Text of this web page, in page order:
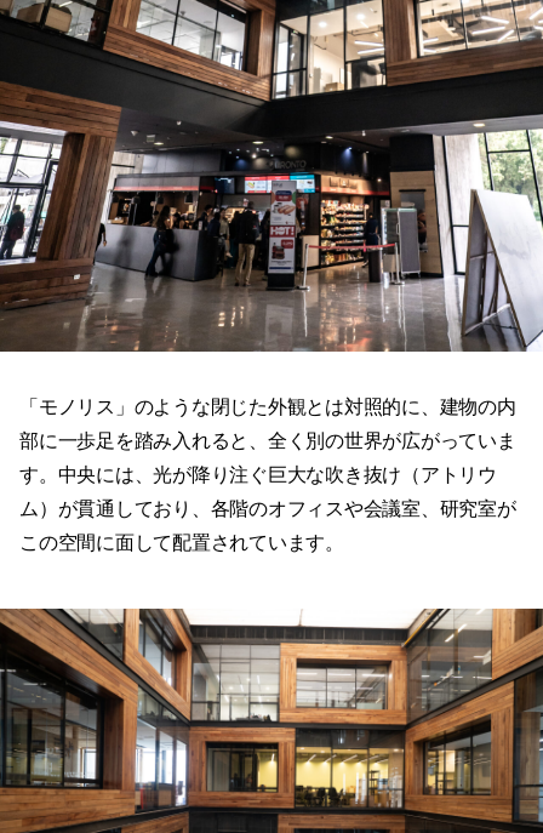
「モノリス」のような閉じた外観とは対照的に、建物の内
部に一歩足を踏み入れると、全く別の世界が広がっていま
す。中央には、光が降り注ぐ巨大な吹き抜け（アトリウ
ム）が貫通しており、各階のオフィスや会議室、研究室が
この空間に面して配置されています。